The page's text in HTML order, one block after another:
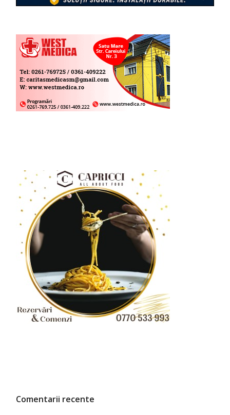
Comentarii recente